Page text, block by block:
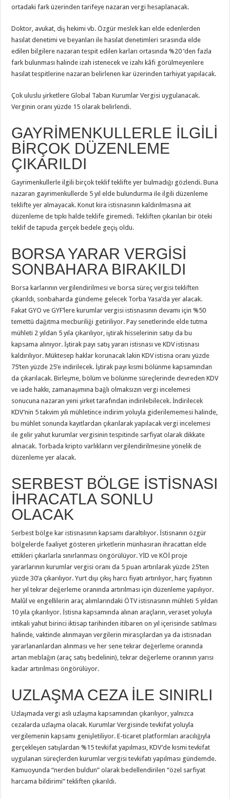
ortadaki fark üzerinden tarifeye nazaran vergi hesaplanacak.
Doktor, avukat, diş hekimi vb. Özgür meslek karı elde edenlerden
hasılat denetimi ve beyanları ile hasılat denetimleri sırasında elde
edilen bilgilere nazaran tespit edilen karları ortasında %20 ’den fazla
fark bulunması halinde izah istenecek ve izahı kâfi görülmeyenlere
hasılat tespitlerine nazaran belirlenen kar üzerinden tarhiyat yapılacak.
Çok uluslu şirketlere Global Taban Kurumlar Vergisi uygulanacak.
Verginin oranı yüzde 15 olarak belirlendi.
GAYRİMENKULLERLE İLGİLİ
BİRÇOK DÜZENLEME
ÇIKARILDI
Gayrimenkullerle ilgili birçok teklif teklifte yer bulmadığı gözlendi. Buna
nazaran gayrimenkullerde 5 yıl elde bulundurma ile ilgili düzenleme
teklifte yer almayacak. Konut kira istisnasının kaldırılmasına ait
düzenleme de tıpkı halde teklife giremedi. Tekliften çıkarılan bir öteki
teklif de tapuda gerçek bedele geçiş oldu.
BORSA YARAR VERGİSİ
SONBAHARA BIRAKILDI
Borsa karlarının vergilendirilmesi ve borsa süreç vergisi tekliften
çıkarıldı, sonbaharda gündeme gelecek Torba Yasa’da yer alacak.
Fakat GYO ve GYF’lere kurumlar vergisi istisnasının devamı için %50
temettü dağıtma mecburiliği getiriliyor. Pay senetlerinde elde tutma
mühleti 2 yıldan 5 yıla çıkarılıyor, iştirak hisselerinin satışı da bu
kapsama alınıyor. İştirak payı satış yararı istisnası ve KDV istisnası
kaldırılıyor. Müktesep haklar korunacak lakin KDV istisna oranı yüzde
75’ten yüzde 25’e indirilecek. İştirak payı kısmi bölünme kapsamından
da çıkarılacak. Birleşme, bölüm ve bölünme süreçlerinde devreden KDV
ve iade hakkı, zamanaşımına bağlı olmaksızın vergi incelemesi
sonucuna nazaran yeni şirket tarafından indirilebilecek. İndirilecek
KDV’nin 5 takvim yılı mühletince indirim yoluyla giderilememesi halinde,
bu mühlet sonunda kayıtlardan çıkarılarak yapılacak vergi incelemesi
ile gelir yahut kurumlar vergisinin tespitinde sarfiyat olarak dikkate
alınacak. Torbada kripto varlıkların vergilendirilmesine yönelik de
düzenleme yer alacak.
SERBEST BÖLGE İSTİSNASI
İHRACATLA SONLU
OLACAK
Serbest bölge kar istisnasının kapsamı daraltılıyor. İstisnanın özgür
bölgelerde faaliyet gösteren şirketlerin münhasıran ihracattan elde
ettikleri çıkarlarla sınırlanması öngörülüyor. YİD ve KÖİ proje
yararlarının kurumlar vergisi oranı da 5 puan artırılarak yüzde 25’ten
yüzde 30’a çıkarılıyor. Yurt dışı çıkış harcı fiyatı artırılıyor, harç fiyatının
her yıl tekrar değerleme oranında artırılması için düzenleme yapılıyor.
Malûl ve engellilerin araç alımlarındaki ÖTV istisnasının mühleti 5 yıldan
10 yıla çıkarılıyor. İstisna kapsamında alınan araçların, veraset yoluyla
intikali yahut birinci iktisap tarihinden itibaren on yıl içerisinde satılması
halinde, vaktinde alınmayan vergilerin mirasçılardan ya da istisnadan
yararlananlardan alınması ve her sene tekrar değerleme oranında
artan meblağın (araç satış bedelinin), tekrar değerleme oranının yarısı
kadar artırılması öngörülüyor.
UZLAŞMA CEZA İLE SINIRLI
Uzlaşmada vergi aslı uzlaşma kapsamından çıkarılıyor, yalnızca
cezalarda uzlaşma olacak. Kurumlar Vergisinde tevkifat yoluyla
vergilemenin kapsamı genişletiliyor. E-ticaret platformları aracılığıyla
gerçekleşen satışlardan %15 tevkifat yapılması, KDV’de kısmi tevkifat
uygulanan süreçlerden kurumlar vergisi tevkifatı yapılması gündemde.
Kamuoyunda “nerden buldun” olarak bedellendirilen “özel sarfiyat
harcama bildirimi” tekliften çıkarıldı.